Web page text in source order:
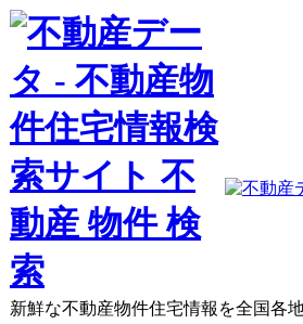
新鮮な不動産物件住宅情報を全国各